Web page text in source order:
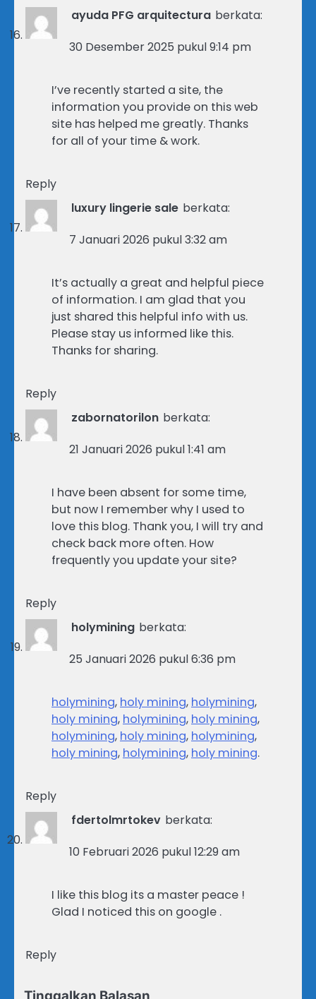
ayuda PFG arquitectura berkata:
30 Desember 2025 pukul 9:14 pm
I’ve recently started a site, the
information you provide on this web
site has helped me greatly. Thanks
for all of your time & work.
Reply
luxury lingerie sale berkata:
7 Januari 2026 pukul 3:32 am
It’s actually a great and helpful piece
of information. I am glad that you
just shared this helpful info with us.
Please stay us informed like this.
Thanks for sharing.
Reply
zabornatorilon berkata:
21 Januari 2026 pukul 1:41 am
I have been absent for some time,
but now I remember why I used to
love this blog. Thank you, I will try and
check back more often. How
frequently you update your site?
Reply
holymining berkata:
25 Januari 2026 pukul 6:36 pm
holymining, holy mining, holymining,
holy mining, holymining, holy mining,
holymining, holy mining, holymining,
holy mining, holymining, holy mining.
Reply
fdertolmrtokev berkata:
10 Februari 2026 pukul 12:29 am
I like this blog its a master peace !
Glad I noticed this on google .
Reply
Tinggalkan Balasan